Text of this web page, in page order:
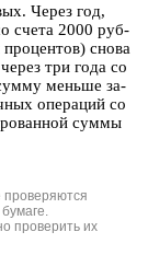
Через год,
счета 2000 руб­
снова
три года со
мень­ше за­
опе­ра­ций со
суммы
проверяются
проверить их